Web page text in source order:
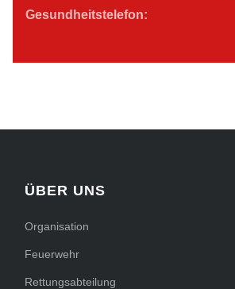
Gesundheitstelefon:
ÜBER UNS
Organisation
Feuerwehr
Rettungsabteilung